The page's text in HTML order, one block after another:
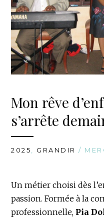
Mon rêve
s’arrête
2025, GRANDIR /
Un métier choisi dès
passion. Formée à la
professionnelle, Pia